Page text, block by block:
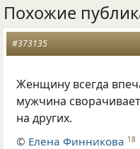
Похожие
#373135
Женщину всегда
мужчина
на других.
© Елена Финникова 18